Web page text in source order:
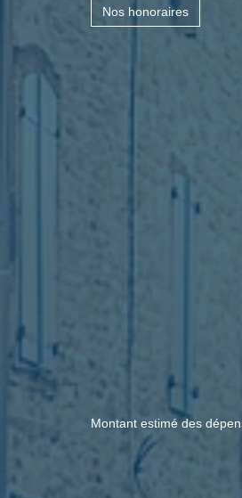
Nos honoraires
Montant estimé des